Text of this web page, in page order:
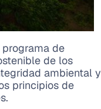
de
de los
ambiental y
principios de